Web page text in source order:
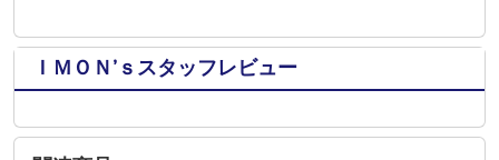
ＩＭＯＮ’ｓスタッフレビュー